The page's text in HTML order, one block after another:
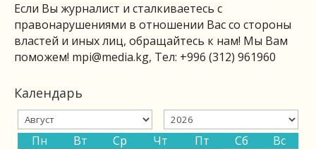
Если Вы журналист и сталкиваетесь с
правонарушениями в отношении Вас со стороны
властей и иных лиц, обращайтесь к нам! Мы Вам
поможем! mpi@media.kg, Тел: +996 (312) 961960
Календарь
Пн Вт Ср Чт Пт Сб
Вс